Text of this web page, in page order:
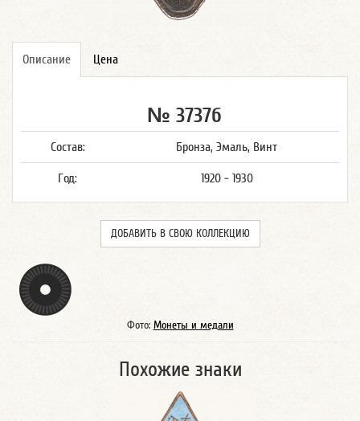
Описание Цена
№ 3737б
Состав: Бронза, Эмаль, Винт
Год: 1920 - 1930
ДОБАВИТЬ В СВОЮ КОЛЛЕКЦИЮ
Фото: Монеты и медали
Похожие знаки